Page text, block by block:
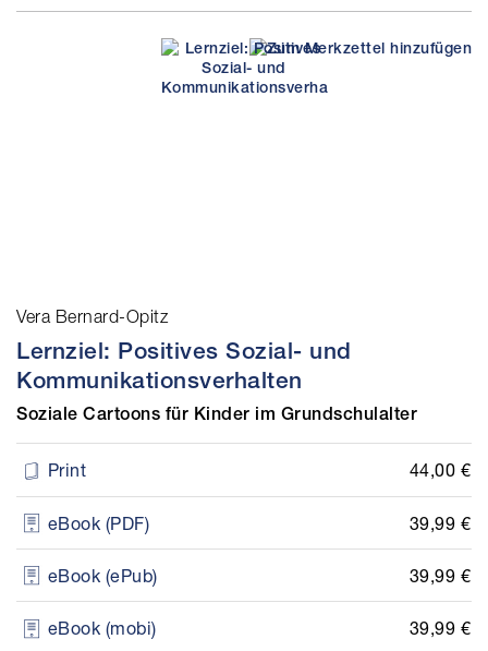
Vera Bernard-Opitz
Lernziel: Positives Sozial- und
Kommunikationsverhalten
Soziale Cartoons für Kinder im Grundschulalter
Print 44,00 €
eBook (PDF) 39,99 €
eBook (ePub) 39,99 €
eBook (mobi) 39,99 €